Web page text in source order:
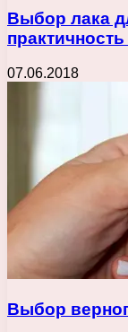
Выбор лака
07.06.2018
Выбор